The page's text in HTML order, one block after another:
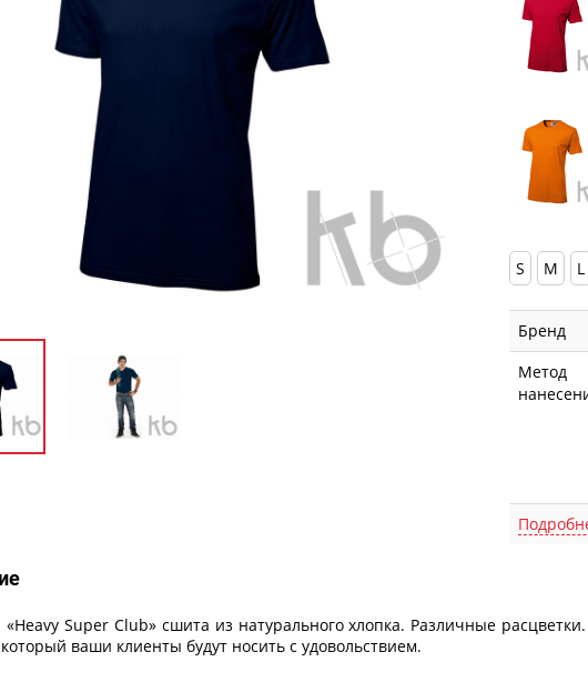
S M L
Бренд
Метод
«Heavy Super Club» сшита из натурального хлопка. Различные
ваши клиенты будут носить с удовольствием.